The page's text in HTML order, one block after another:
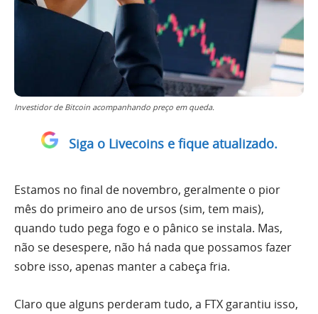
Investidor de Bitcoin acompanhando preço em queda.
Siga o Livecoins e fique atualizado.
Estamos no final de novembro, geralmente o pior
mês do primeiro ano de ursos (sim, tem mais),
quando tudo pega fogo e o pânico se instala. Mas,
não se desespere, não há nada que possamos fazer
sobre isso, apenas manter a cabeça fria.
Claro que alguns perderam tudo, a FTX garantiu isso,